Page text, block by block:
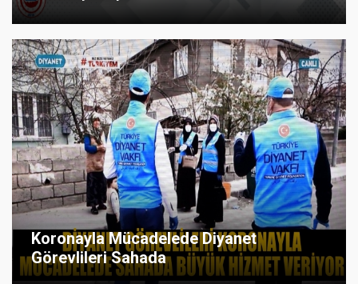
Koronayla Mücadelede Diyanet
Görevlileri Sahada